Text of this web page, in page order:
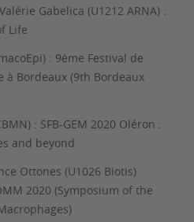
Gabelica (U1212 ARNA) :
Life
: 9ème Festival de
à Bordeaux (9th Bordeaux
: SFB-GEM 2020 Oléron :
and beyond
Ottones (U1026 Biotis)
2020 (Symposium of the